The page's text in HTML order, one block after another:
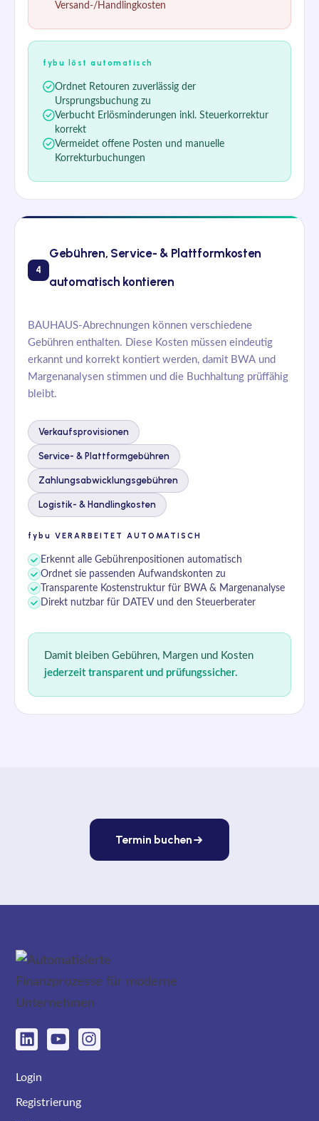
Versand-/Handlingkosten
fybu löst automatisch
Ordnet Retouren zuverlässig der
Ursprungsbuchung zu
Verbucht Erlösminderungen inkl. Steuerkorrektur
korrekt
Vermeidet offene Posten und manuelle
Korrekturbuchungen
4
Gebühren, Service- & Plattformkosten
automatisch kontieren
BAUHAUS-Abrechnungen können verschiedene
Gebühren enthalten. Diese Kosten müssen eindeutig
erkannt und korrekt kontiert werden, damit BWA und
Margenanalysen stimmen und die Buchhaltung prüffähig
bleibt.
Verkaufsprovisionen
Service- & Plattformgebühren
Zahlungsabwicklungsgebühren
Logistik- & Handlingkosten
fybu VERARBEITET AUTOMATISCH
Erkennt alle Gebührenpositionen automatisch
Ordnet sie passenden Aufwandskonten zu
Transparente Kostenstruktur für BWA & Margenanalyse
Direkt nutzbar für DATEV und den Steuerberater
Damit bleiben Gebühren, Margen und Kosten
jederzeit transparent und prüfungssicher.
Termin buchen
Login
Registrierung